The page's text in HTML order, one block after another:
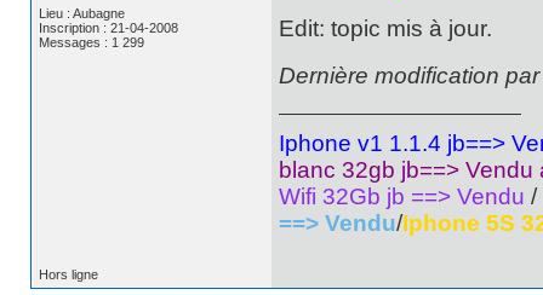
Lieu : Aubagne
Inscription : 21-04-2008
Messages : 1 299
Edit: topic mis à jour.
Dernière modification
Iphone v1 1.1.4 jb==>
blanc 32gb jb==>
Wifi 32Gb jb ==> Vendu /
==> Vendu/Iphone 5S
Hors ligne